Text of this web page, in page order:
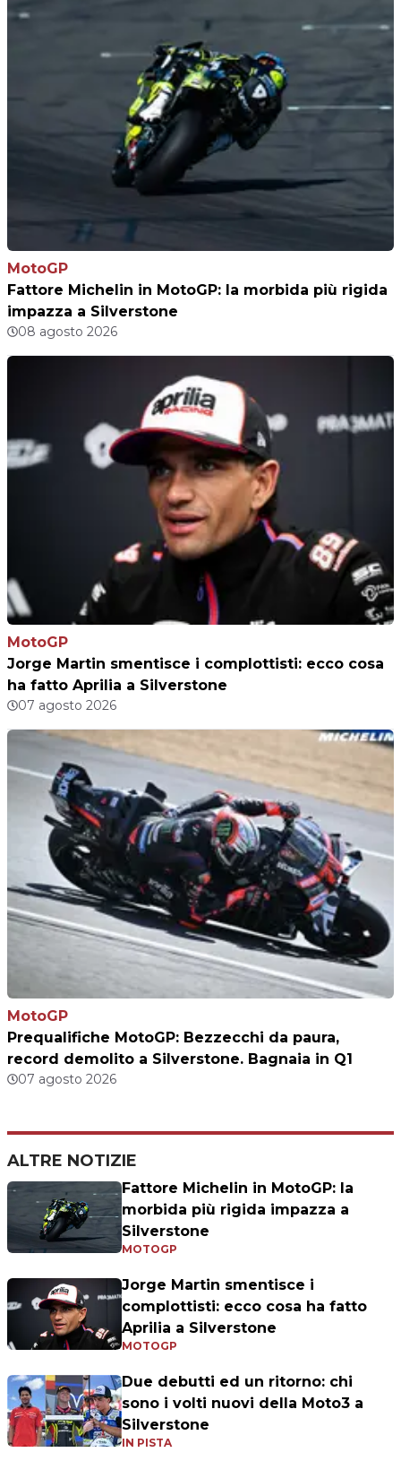
MotoGP
Fattore Michelin in MotoGP: la morbida più rigida
impazza a Silverstone
08 agosto 2026
MotoGP
Jorge Martin smentisce i complottisti: ecco cosa
ha fatto Aprilia a Silverstone
07 agosto 2026
MotoGP
Prequalifiche MotoGP: Bezzecchi da paura,
record demolito a Silverstone. Bagnaia in Q1
07 agosto 2026
ALTRE NOTIZIE
Fattore Michelin in MotoGP: la
morbida più rigida impazza a
Silverstone
MOTOGP
Jorge Martin smentisce i
complottisti: ecco cosa ha fatto
Aprilia a Silverstone
MOTOGP
Due debutti ed un ritorno: chi
sono i volti nuovi della Moto3 a
Silverstone
IN PISTA